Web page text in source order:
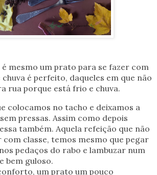
é mesmo um prato para se fazer com
é perfeito, daqueles em que não
rua porque está frio e chuva.
colocamos no tacho e deixamos a
pressas. Assim como depois
também. Aquela refeição que não
classe, temos mesmo que pegar
pedaços do rabo e lambuzar num
bem guloso.
um prato um pouco